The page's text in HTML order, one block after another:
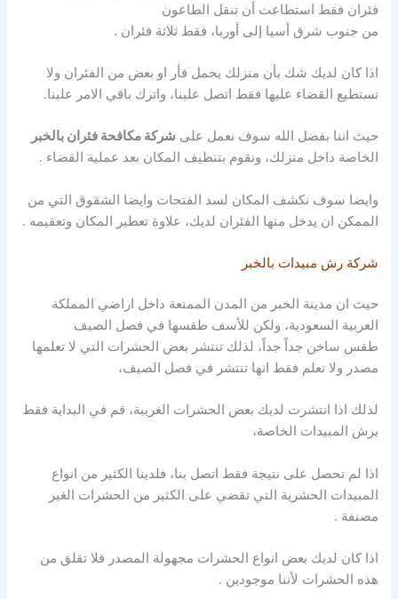
فئران فقط استطاعت أن تنقل الطاعون
من جنوب شرق أسيا إلى أوربا، فقط ثلاثة فئران .
اذا كان لديك شك بأن منزلك يحمل فأر او بعض من الفئران ولا
تستطيع القضاء عليها فقط اتصل علينا، واترك باقي الامر علينا.
حيث اننا بفضل الله سوف نعمل على شركة مكافحة فئران بالخبر
الخاصة داخل منزلك، ونقوم بتنظيف المكان بعد عملية القضاء .
وايضا سوف نكشف المكان لسد الفتحات وايضا الشقوق التي من
الممكن ان يدخل منها الفئران لديك، علاوة تعطير المكان وتعقيمه .
شركة رش مبيدات بالخبر
حيث ان مدينة الخبر من المدن الممتعة داخل اراضي المملكة
العربية السعودية، ولكن للأسف طقسها في فصل الصيف
طقس ساخن جداً جداً، لذلك تنتشر بعض الحشرات التي لا تعلمها
مصدر ولا تعلم فقط انها تنتشر في فصل الصيف،
لذلك اذا انتشرت لديك بعض الحشرات الغريبة، قم في البداية فقط
برش المبيدات الخاصة،
اذا لم تحصل على نتيجة فقط اتصل بنا، فلدينا الكثير من انواع
المبيدات الحشرية التي تقضي على الكثير من الحشرات الغير
مصنفة .
اذا كان لديك بعض انواع الحشرات مجهولة المصدر فلا تقلق من
هذه الحشرات لأننا موجودين .